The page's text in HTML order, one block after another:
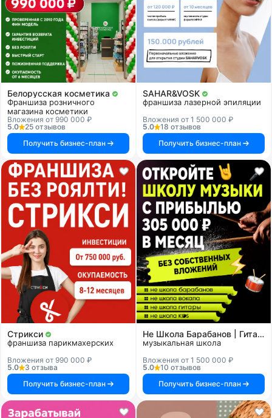
Белорусская косметика
Франшиза розничного
магазина косметики
Вложения от 990 000 ₽
5.0
25 отзывов
Получить бизнес-план
SAHAR&VOSK
франшиза лазерной эпиляции
Вложения от 1 500 000 ₽
5.0
18 отзывов
Получить бизнес-план
Стрикси
франшиза парикмахерских
Вложения от 990 000 ₽
5.0
3 отзыва
Получить бизнес-план
Не Школа Барабанов | Гитары | Вокала | KIDS
музыкальная школа
Вложения от 1 500 000 ₽
5.0
10 отзывов
Получить бизнес-план